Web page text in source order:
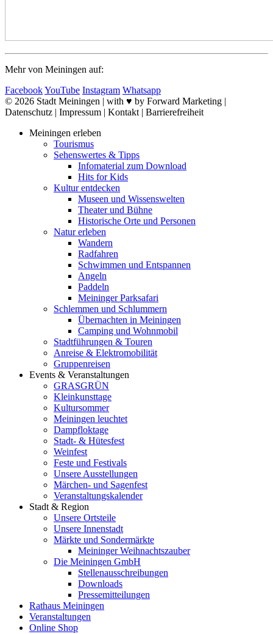
Mehr von Meiningen auf:
FacebookYouTube Instagram Whatsapp
© 2026 Stadt Meiningen | with ♥ by Forward Marketing |
Datenschutz | Impressum | Kontakt | Barrierefreiheit
Meiningen erleben
Tourismus
Sehenswertes & Tipps
Infomaterial zum Download
Hits for Kids
Kultur entdecken
Museen und Wissenswelten
Theater und Bühne
Historische Orte und Personen
Natur erleben
Wandern
Radfahren
Schwimmen und Entspannen
Angeln
Paddeln
Meininger Parksafari
Schlemmen und Schlummern
Übernachten in Meiningen
Camping und Wohnmobil
Stadtführungen & Touren
Anreise & Elektromobilität
Gruppenreisen
Events & Veranstaltungen
GRASGRÜN
Kleinkunsttage
Kultursommer
Meiningen leuchtet
Dampfloktage
Stadt- & Hütesfest
Weinfest
Feste und Festivals
Unsere Ausstellungen
Märchen- und Sagenfest
Veranstaltungskalender
Stadt & Region
Unsere Ortsteile
Unsere Innenstadt
Märkte und Sondermärkte
Meininger Weihnachtszauber
Die Meiningen GmbH
Stellenausschreibungen
Downloads
Pressemitteilungen
Rathaus Meiningen
Veranstaltungen
Online Shop